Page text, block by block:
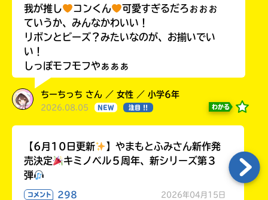
我が推し
コンくん
可愛すぎるだろぉぉぉ
ていうか、みんなかわいい！
リボンとビーズ？みたいなのが、お揃いでい
い！
しっぽモフモフやぁぁぁ
ちーちっち さん ／ 女性 ／ 小学6年
2026.08.05 NEW 注目 !! わかる
【6月10日更新
】やまもとふみさん新作発
売決定
キミノベル５周年、新シリーズ第３
弾
コメント 298 2026年04月15日